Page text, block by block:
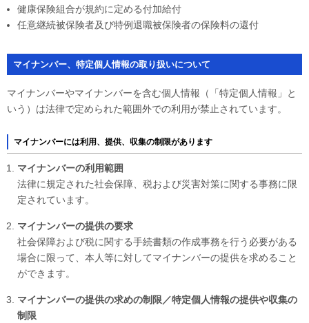
健康保険組合が規約に定める付加給付
任意継続被保険者及び特例退職被保険者の保険料の還付
マイナンバー、特定個人情報の取り扱いについて
マイナンバーやマイナンバーを含む個人情報（「特定個人情報」と
いう）は法律で定められた範囲外での利用が禁止されています。
マイナンバーには利用、提供、収集の制限があります
マイナンバーの利用範囲
法律に規定された社会保障、税および災害対策に関する事務に限
定されています。
マイナンバーの提供の要求
社会保障および税に関する手続書類の作成事務を行う必要がある
場合に限って、本人等に対してマイナンバーの提供を求めること
ができます。
マイナンバーの提供の求めの制限／特定個人情報の提供や収集の
制限